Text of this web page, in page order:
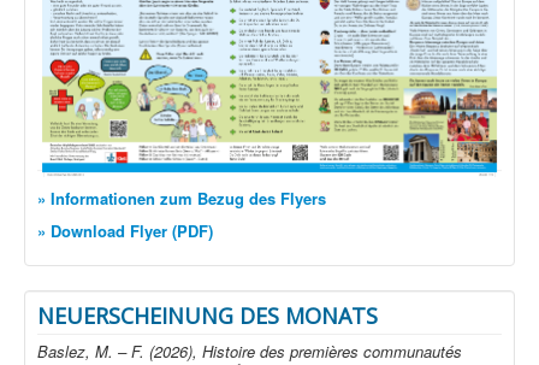
» Informationen zum Bezug des Flyers
» Download Flyer (PDF)
NEUERSCHEINUNG DES MONATS
Baslez, M. – F. (2026), Histoire des premières communautés